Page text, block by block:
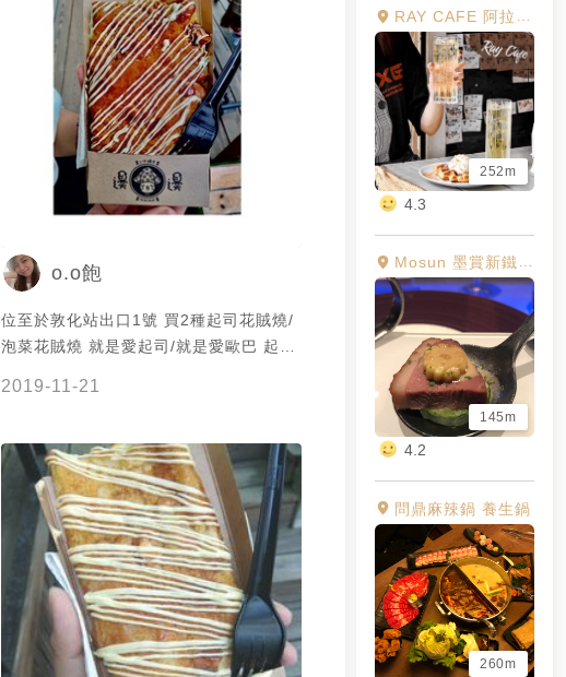
RAY CAFE 阿拉比卡手烘咖啡
252m
4.3
Mosun 墨賞新鐵板料理餐廳
145m
4.2
問鼎麻辣鍋 養生鍋
260m
o.o飽
位至於敦化站出口1號 買2種起司花賊燒/
泡菜花賊燒 就是愛起司/就是愛歐巴 起司
2019-11-21